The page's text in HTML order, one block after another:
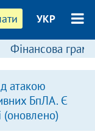
УКР
Фінансова
атакою
БпЛА. Є
(оновлено)